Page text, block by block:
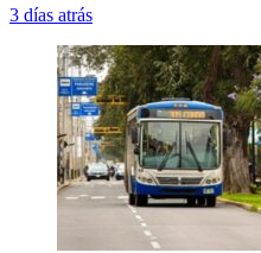
3 días atrás